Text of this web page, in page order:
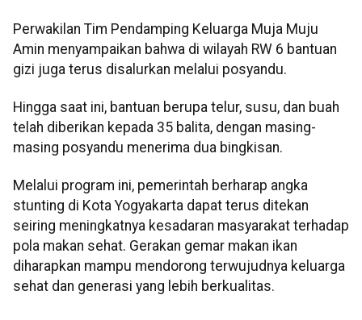
Perwakilan Tim Pendamping Keluarga Muja Muju
Amin menyampaikan bahwa di wilayah RW 6 bantuan
gizi juga terus disalurkan melalui posyandu.
Hingga saat ini, bantuan berupa telur, susu, dan buah
telah diberikan kepada 35 balita, dengan masing-
masing posyandu menerima dua bingkisan.
Melalui program ini, pemerintah berharap angka
stunting di Kota Yogyakarta dapat terus ditekan
seiring meningkatnya kesadaran masyarakat terhadap
pola makan sehat. Gerakan gemar makan ikan
diharapkan mampu mendorong terwujudnya keluarga
sehat dan generasi yang lebih berkualitas.